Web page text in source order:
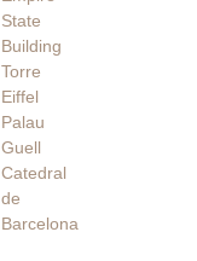
State
Building
Torre
Eiffel
Palau
Guell
Catedral
de
Barcelona